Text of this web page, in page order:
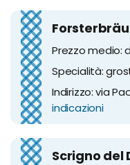
Prezzo medio:
Specialità:
Indirizzo: via
indicazioni
Scrigno del